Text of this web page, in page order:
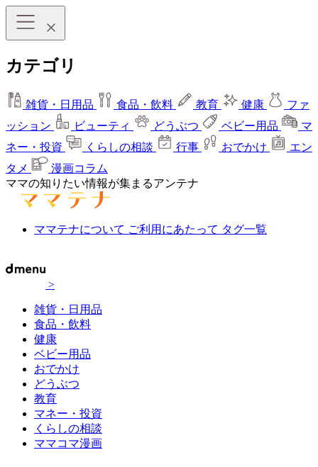
カテゴリ
雑貨・日用品 食品・飲料 教育 健康
ファ
ッション
ビューティ どうぶつ ベビー用品
マ
ネー・投資
くらしの相談 行事 おでかけ
エン
タメ
漫画コラム
ママの知りたい情報が集まるアンテナ
ママテナについて ご利用にあたって タグ一覧
>
雑貨・日用品
食品・飲料
健康
ベビー用品
おでかけ
どうぶつ
教育
マネー・投資
くらしの相談
ママコマ漫画